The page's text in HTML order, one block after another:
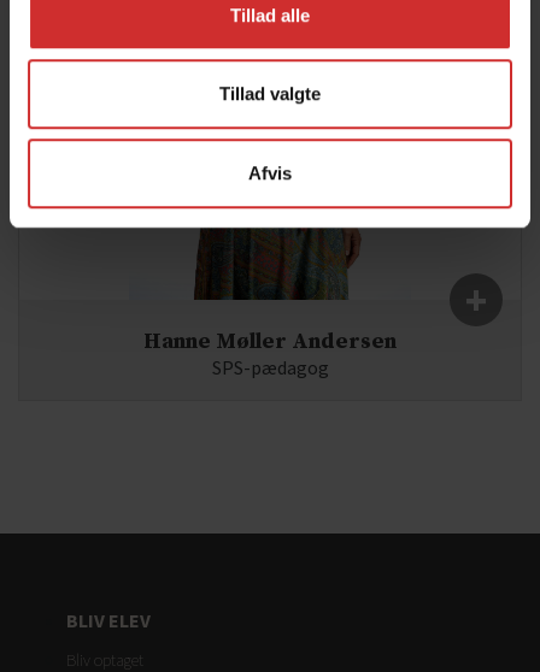
Tillad alle
Tillad valgte
Afvis
+
Hanne Møller Andersen
SPS-pædagog
BLIV ELEV
Bliv optaget